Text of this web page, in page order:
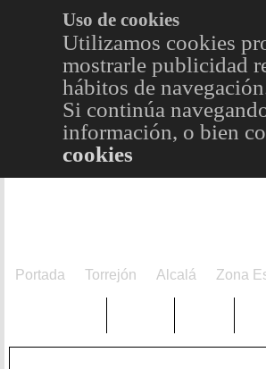
Uso de cookies
Utilizamos cookies
mostrarle publicidad
hábitos de
Si continúa
información, o bien
cookies
Portada Torrejón Alcalá Zona